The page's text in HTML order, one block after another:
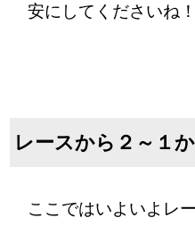
安にしてくださいね！
レースから２～１
ここではいよいよレ